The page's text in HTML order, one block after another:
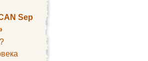
September 1979